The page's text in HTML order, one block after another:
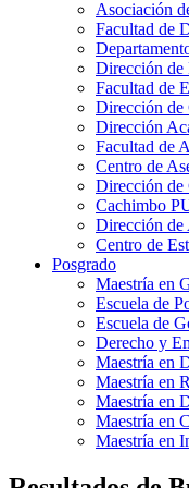
Asociación
Facultad de
Dirección de
Facultad de
Dirección de
Dirección
Facultad de
Centro de
Dirección
Cachimbo
Dirección de
Centro de
Posgrado
Maestría en
Escuela de
Escuela de
Derecho y
Maestría en
Maestría en
Maestría en
Maestría en
Maestría en